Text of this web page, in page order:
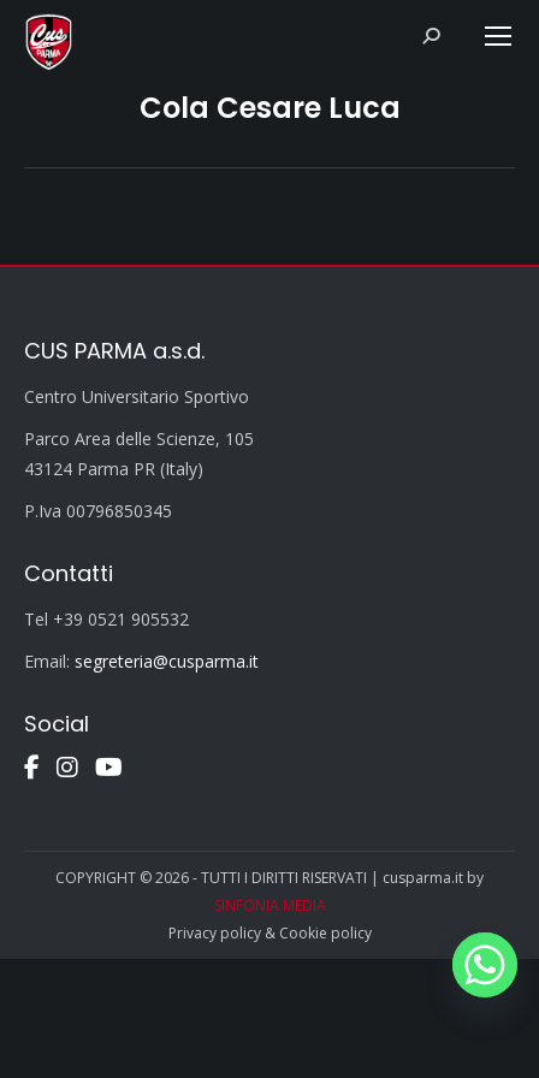
Search:
Cola Cesare Luca
CUS PARMA a.s.d.
Centro Universitario Sportivo
Parco Area delle Scienze, 105
43124 Parma PR (Italy)
P.Iva 00796850345
Contatti
Tel +39 0521 905532
Email: segreteria@cusparma.it
Social
COPYRIGHT © 2026 - TUTTI I DIRITTI RISERVATI | cusparma.it by
SINFONIA MEDIA
Privacy policy& Cookie policy